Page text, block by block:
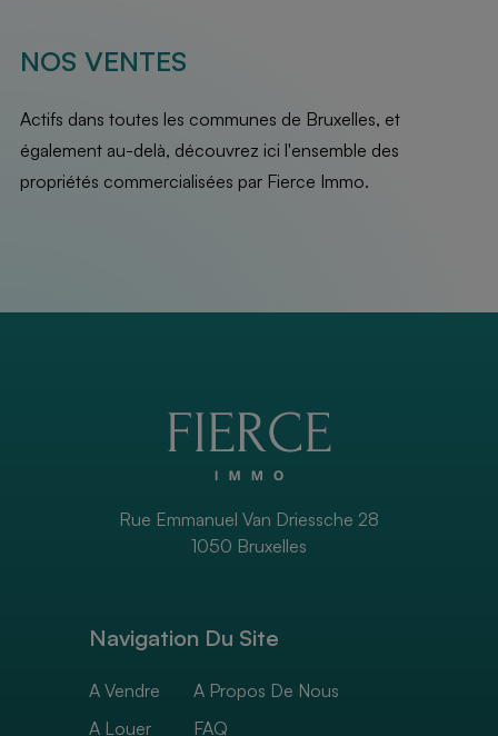
NOS VENTES
Actifs dans toutes les communes de Bruxelles, et
également au-delà, découvrez ici l'ensemble des
propriétés commercialisées par Fierce Immo.
Navigation Du Site
A Vendre
A Louer
A Propos De Nous
FAQ
Rue Emmanuel Van Driessche 28
1050 Bruxelles